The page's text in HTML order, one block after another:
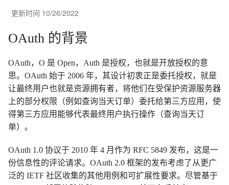
更新时间 10/26/2022
OAuth 的背景
OAuth，O 是 Open，Auth 是授权，也就是开放授权的意
思。OAuth 始于 2006 年，其设计初衷正是委托授权，就是
让最终用户也就是资源拥有者，将他们在受保护资源服务器
上的部分权限（例如查询当天订单）委托给第三方应用，使
得第三方应用能够代表最终用户执行操作（查询当天订
单）。
OAuth 1.0 协议于 2010 年 4 月作为 RFC 5849 发布，这是一
份信息性的评论请求。OAuth 2.0 框架的发布考虑了从更广
泛的 IETF 社区收集的其他用例和可扩展性要求。尽管基于